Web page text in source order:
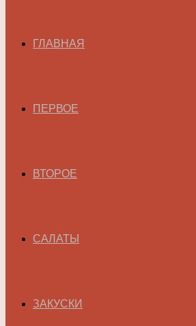
ГЛАВНАЯ
ПЕРВОЕ
ВТОРОЕ
САЛАТЫ
ЗАКУСКИ